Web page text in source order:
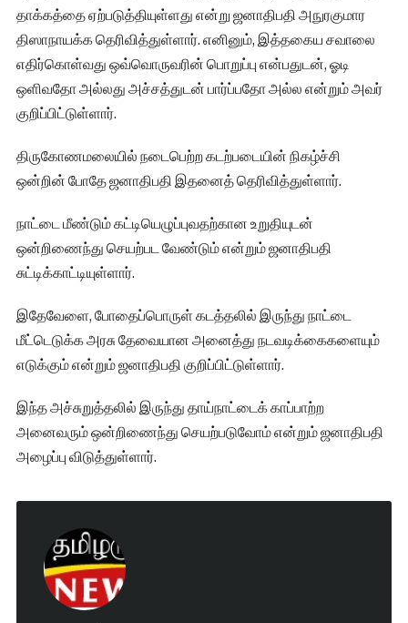
தாக்கத்தை ஏற்படுத்தியுள்ளது என்று ஜனாதிபதி அநுரகுமார
திஸாநாயக்க தெரிவித்துள்ளார். எனினும், இத்தகைய சவாலை
எதிர்கொள்வது ஒவ்வொருவரின் பொறுப்பு என்பதுடன், ஓடி
ஒளிவதோ அல்லது அச்சத்துடன் பார்ப்பதோ அல்ல என்றும் அவர்
குறிப்பிட்டுள்ளார்.
திருகோணமலையில் நடைபெற்ற கடற்படையின் நிகழ்ச்சி
ஒன்றின் போதே ஜனாதிபதி இதனைத் தெரிவித்துள்ளார்.
நாட்டை மீண்டும் கட்டியெழுப்புவதற்கான உறுதியுடன்
ஒன்றிணைந்து செயற்பட வேண்டும் என்றும் ஜனாதிபதி
சுட்டிக்காட்டியுள்ளார்.
இதேவேளை, போதைப்பொருள் கடத்தலில் இருந்து நாட்டை
மீட்டெடுக்க அரசு தேவையான அனைத்து நடவடிக்கைகளையும்
எடுக்கும் என்றும் ஜனாதிபதி குறிப்பிட்டுள்ளார்.
இந்த அச்சுறுத்தலில் இருந்து தாய்நாட்டைக் காப்பாற்ற
அனைவரும் ஒன்றிணைந்து செயற்படுவோம் என்றும் ஜனாதிபதி
அழைப்பு விடுத்துள்ளார்.